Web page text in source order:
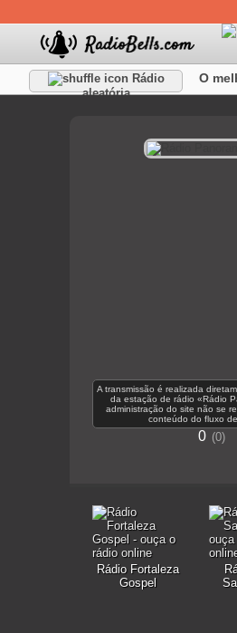
Rádio
aleatória
O
A transmissão é realizada
da estação de rádio «Rádio
administração do site não se
conteúdo do fluxo de
0 0
Rádio Fortaleza
Gospel